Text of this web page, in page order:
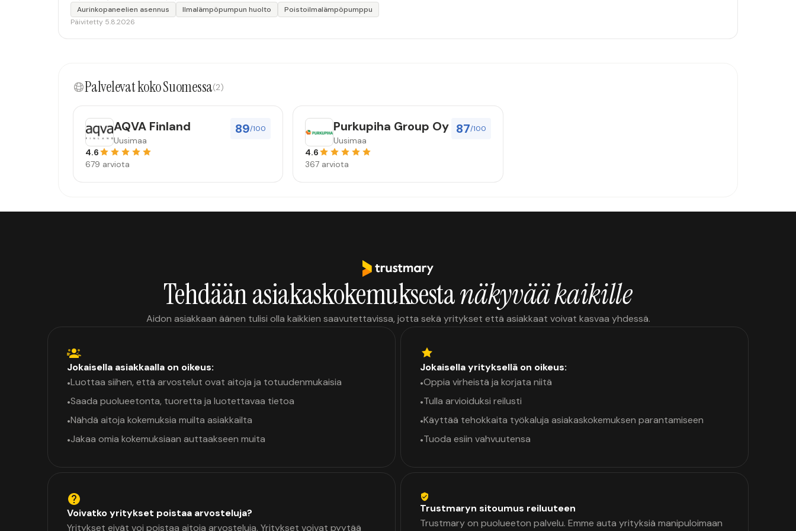
Aurinkopaneelien asennus Ilmalämpöpumpun huolto
Poistoilmalämpöpumppu
Päivitetty 5.8.2026
Palvelevat koko Suomessa(2)
89/100
AQVA Finland
Uusimaa
4.6
679 arviota
87/100
Purkupiha Group Oy
Uusimaa
4.6
367 arviota
Tehdään asiakaskokemuksestanäkyvää kaikille
Aidon asiakkaan äänen tulisi olla kaikkien saavutettavissa, jotta sekä yritykset että asiakkaat voivat kasvaa yhdessä.
Jokaisella asiakkaalla on oikeus:
•Luottaa siihen, että arvostelut ovat aitoja ja totuudenmukaisia
•Saada puolueetonta, tuoretta ja luotettavaa tietoa
•Nähdä aitoja kokemuksia muilta asiakkailta
•Jakaa omia kokemuksiaan auttaakseen muita
Jokaisella yrityksellä on oikeus:
•Oppia virheistä ja korjata niitä
•Tulla arvioiduksi reilusti
•Käyttää tehokkaita työkaluja asiakaskokemuksen parantamiseen
•Tuoda esiin vahvuutensa
Voivatko yritykset poistaa arvosteluja?
Yritykset eivät voi poistaa aitoja arvosteluja. Yritykset voivat pyytää
Trustmaryn sitoumus reiluuteen
Trustmary on puolueeton palvelu. Emme auta yrityksiä manipuloimaan